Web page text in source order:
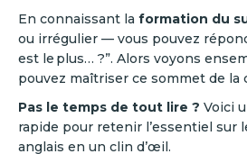
En connaissant la formation du
ou irrégulier — vous pouvez
est le plus… ?”. Alors voyons
pouvez maîtriser ce sommet de la
Pas le temps de tout lire ? Voici
rapide pour retenir l’essentiel sur
anglais en un clin d’œil.